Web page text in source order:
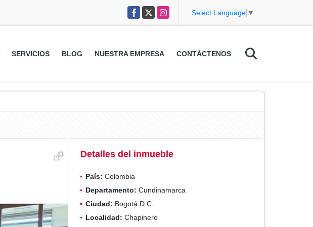
Facebook
X Instagram Select Language ▼
SERVICIOS BLOG NUESTRA EMPRESA CONTÁCTENOS
Detalles del inmueble
País: Colombia
Departamento: Cundinamarca
Ciudad: Bogotá D.C.
Localidad: Chapinero